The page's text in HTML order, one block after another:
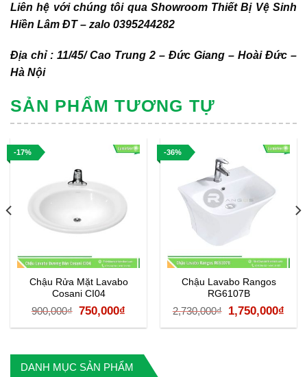
DANH MỤC SẢN PHẨM
Liên hệ với chúng tôi qua Showroom Thiết Bị Vệ Sinh
Hiền Lâm ĐT – zalo 0395244282
Địa chỉ : 11/45/ Cao Trung 2 – Đức Giang – Hoài Đức –
Hà Nội
SẢN PHẨM TƯƠNG TỰ
-17%
Chậu Rửa Mặt Lavabo
Cosani CI04
900,000₫ Giá
gốc
900,000₫.
750,000₫
hiện
là:
-36%
Chậu Lavabo Rangos
RG6107B
2,730,000₫
Giá
gốc
1,750,000₫
hiện